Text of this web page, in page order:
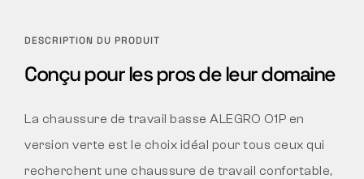
DESCRIPTION DU PRODUIT
Conçu pour les pros de leur domaine
La chaussure de travail basse ALEGRO O1P en
version verte est le choix idéal pour tous ceux qui
recherchent une chaussure de travail confortable,